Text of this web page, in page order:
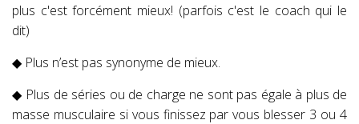
plus c'est forcément mieux! (parfois c'est le coach qui le
dit)
◆ Plus n’est pas synonyme de mieux.
◆ Plus de séries ou de charge ne sont pas égale à plus de
masse musculaire si vous finissez par vous blesser 3 ou 4